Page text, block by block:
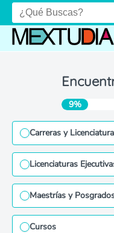
9%
Carreras y
Licenciaturas
Maestrías y
Cursos